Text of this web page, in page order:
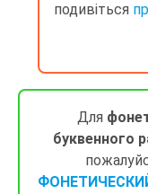
подивіться
Для
буквенного
ФОНЕТИЧЕСКИЙ